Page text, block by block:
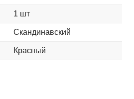
1 шт
Скандинавский
Красный